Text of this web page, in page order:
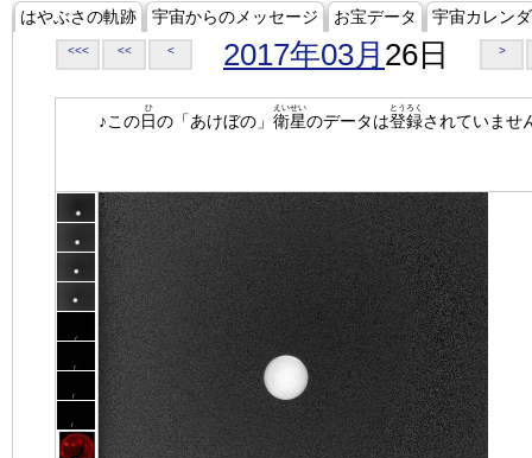
はやぶさの軌跡 宇宙からのメッセージ お宝データ 宇宙カレン
<<< << < 2017年03月 26日 >
♪この日
ひ
の「あけぼの」 衛星
えいせい
のデータは登録
とうろく
されていませ